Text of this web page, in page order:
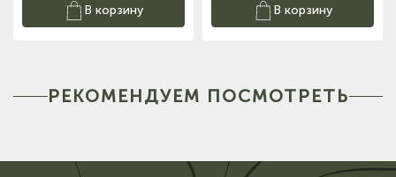
В корзину В корзину
РЕКОМЕНДУЕМ ПОСМОТРЕТЬ